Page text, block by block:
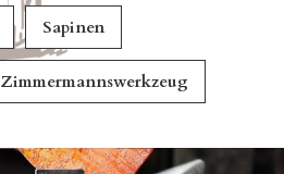
Sapinen
Zimmermannswerkzeug